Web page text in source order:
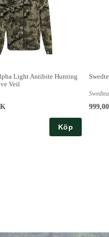
Light Antibite Hunting
Veil
Köp